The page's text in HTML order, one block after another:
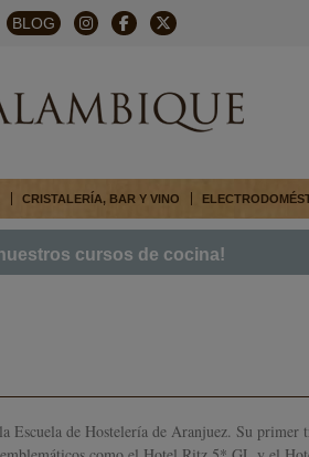
BLOG
CRISTALERÍA, BAR Y VINO
cursos de cocina!
Escuela de Hostelería de Aranjuez. Su